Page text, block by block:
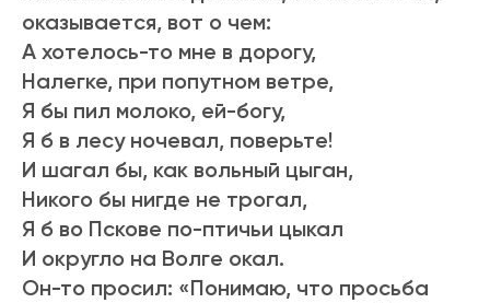
оказывается, вот о чем:
А хотелось-то мне в дорогу,
Налегке, при попутном ветре,
Я бы пил молоко, ей-богу,
Я б в лесу ночевал, поверьте!
И шагал бы, как вольный цыган,
Никого бы нигде не трогал,
Я б во Пскове по-птичьи цыкал
И округло на Волге окал.
Он-то просил: «Понимаю, что просьба